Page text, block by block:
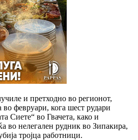
и претходно во регионот,
во февруари, кога шест рудари
Сиете“ во Гвачета, како и
во нелегален рудник во Зипакира,
тројца работници.